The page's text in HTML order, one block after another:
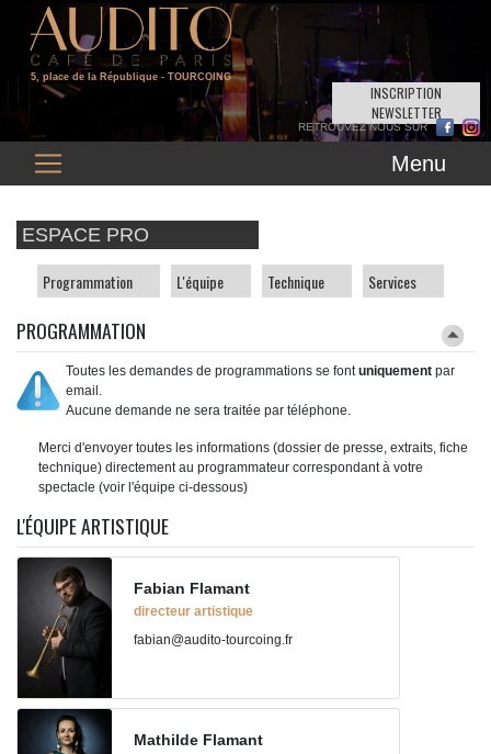
5, place de la République - TOURCOING
INSCRIPTION
NEWSLETTER
Menu
ESPACE PRO
Programmation L'équipe Technique Services
PROGRAMMATION
Toutes les demandes de programmations se fontuniquement par
email.
Aucune demande ne sera traitée par téléphone.
Merci d'envoyer toutes les informations (dossier de presse, extraits, fiche
technique) directement au programmateur correspondant à votre
spectacle (voir l'équipe ci-dessous)
L'ÉQUIPE ARTISTIQUE
Fabian Flamant
directeur artistique
fabian@audito-tourcoing.fr
Mathilde Flamant